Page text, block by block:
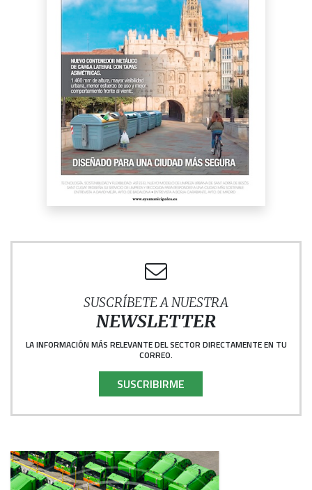
SUSCRÍBETE A NUESTRA
NEWSLETTER
LA INFORMACIÓN MÁS RELEVANTE DEL SECTOR DIRECTAMENTE EN TU
CORREO.
SUSCRIBIRME